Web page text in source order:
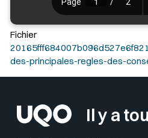
Fichier
des-principales-regles-des-
Il y a